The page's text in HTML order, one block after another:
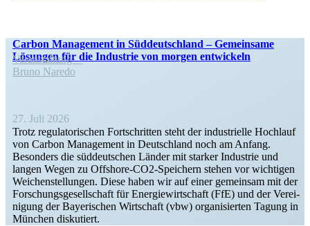
Carbon Management in Süddeutschland – Gemeinsame
Lösungen für die Industrie von morgen entwickeln
Veran­staltung
Bruno Naredo
27. Juli 2026
Trotz regula­to­ri­schen Fortschritten steht der indus­trielle Hochlauf
von Carbon Management in Deutschland noch am Anfang.
Besonders die süddeut­schen Länder mit starker Industrie und
langen Wegen zu Offshore-CO2-Speichern stehen vor wichtigen
Weichen­stel­lungen. Diese haben wir auf einer gemeinsam mit der
Forschungs­ge­sell­schaft für Energie­wirt­schaft (FfE) und der Verei­
nigung der Bayeri­schen Wirtschaft (vbw) organi­sierten Tagung in
München diskutiert.